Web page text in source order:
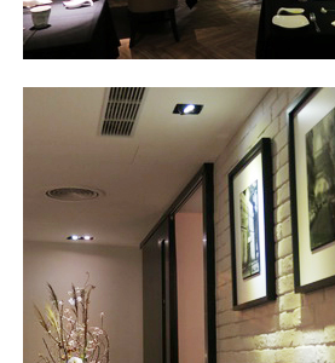
影音區
個人著作
活動實況記錄
媒體報導一覽